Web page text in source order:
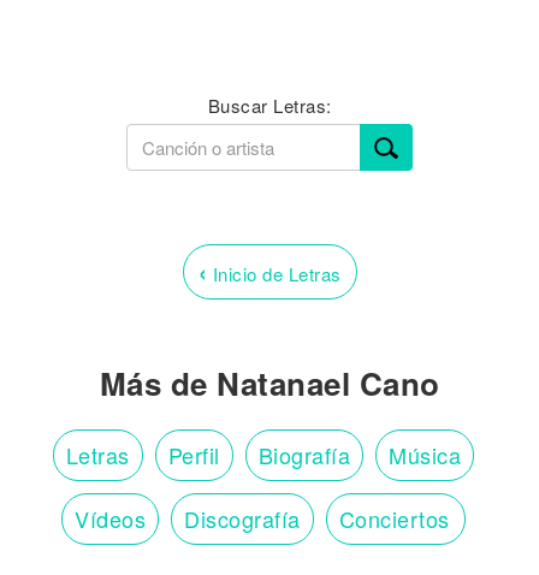
Buscar Letras:
‹ Inicio de Letras
Más de Natanael Cano
Letras Perfil Biografía Música
Vídeos Discografía Conciertos